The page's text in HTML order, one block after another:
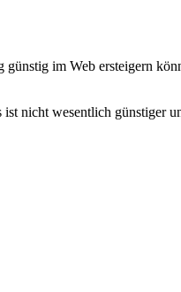
im Web ersteigern
nicht wesentlich günstiger